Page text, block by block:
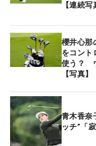
【連続写
櫻井心
をコン
使う？
【写真】
青木香奈
ッチ”「